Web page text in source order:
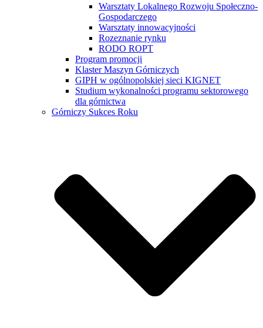
Warsztaty Lokalnego Rozwoju Społeczno-
Gospodarczego
Warsztaty innowacyjności
Rozeznanie rynku
RODO ROPT
Program promocji
Klaster Maszyn Górniczych
GIPH w ogólnopolskiej sieci KIGNET
Studium wykonalności programu sektorowego
dla górnictwa
Górniczy Sukces Roku